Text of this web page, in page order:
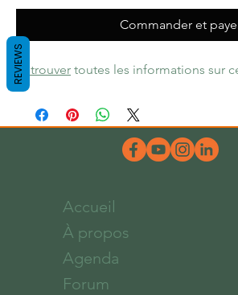
Commander et
Retrouver toutes les informations sur
Accueil
À propos
Agenda
Forum
REVIEWS